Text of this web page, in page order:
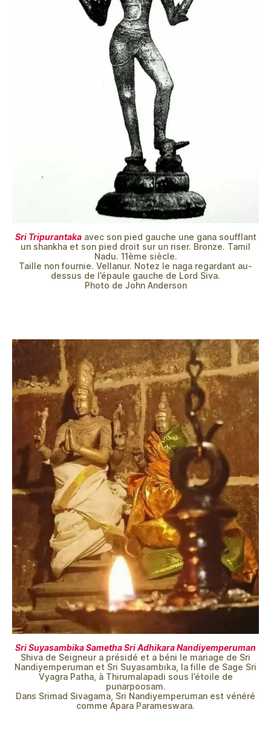
Sri Tripurantakaavec son pied gauche une gana soufflant
un shankha et son pied droit sur un riser. Bronze. Tamil
Nadu. 11ème siècle.
Taille non fournie. Vellanur. Notez le naga regardant au-
dessus de l’épaule gauche de Lord Siva.
Photo de John Anderson
Sri Suyasambika Sametha Sri Adhikara Nandiyemperuman
Shiva de Seigneur a présidé et a béni le mariage de Sri
Nandiyemperuman et Sri Suyasambika, la fille de Sage Sri
Vyagra Patha, à Thirumalapadi sous l’étoile de
punarpoosam.
Dans Srimad Sivagama, Sri Nandiyemperuman est vénéré
comme Apara Parameswara.